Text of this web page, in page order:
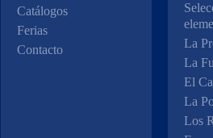
Catálogos
Ferias
Contacto
La
La
El
La
Los